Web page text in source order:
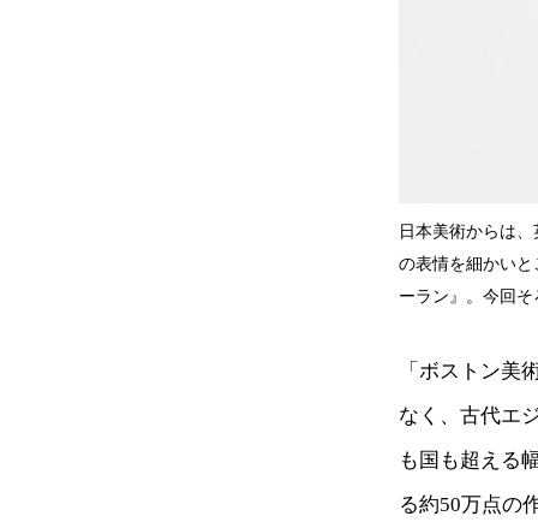
日本美術からは
の表情を細かい
ーラン』。今回
「ボストン美
なく、古代エ
も国も超える
る約50万点の